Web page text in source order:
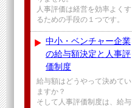
人事評価は経営を効率よくす
るための手段の１つです。
中小・ベンチャー企業
の給与額決定と人事評
価制度
給与額はどうやって決めてい
ますか？
そして人事評価制度は、給与